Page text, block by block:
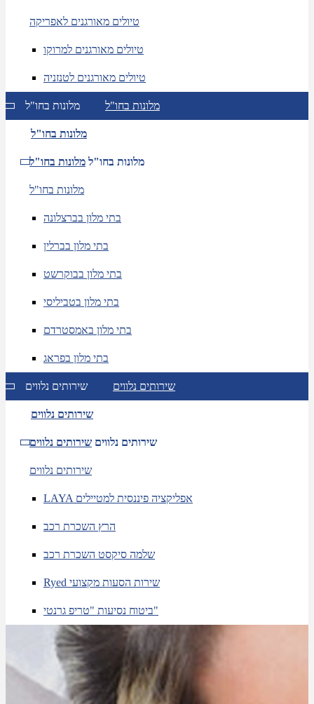
טיולים מאורגנים לאפריקה
טיולים מאורגנים למרוקו
טיולים מאורגנים לטנזניה
מלונות בחו"ל מלונות בחו"ל
מלונות בחו"ל
מלונות בחו"ל מלונות בחו"ל
מלונות בחו"ל
בתי מלון בברצלונה
בתי מלון בברלין
בתי מלון בבוקרשט
בתי מלון בטביליסי
בתי מלון באמסטרדם
בתי מלון בפראג
שירותים נלווים שירותים נלווים
שירותים נלווים
שירותים נלווים שירותים נלווים
שירותים נלווים
LAYA אפליקציה פיננסית למטיילים
הרץ השכרת רכב
שלמה סיקסט השכרת רכב
Ryed שירות הסעות מקצועי
ביטוח נסיעות "טריפ גרנטי"